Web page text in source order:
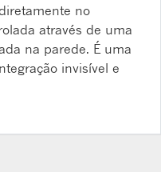
no
através de uma
na parede. É uma
invisível e